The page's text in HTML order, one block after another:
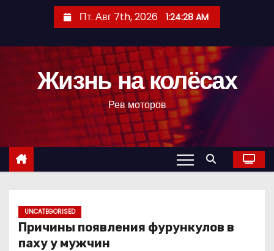
с
Пт. Авг 7th, 2026 1:24:28 AM
Жизнь на колёсах
Рев моторов
UNCATEGORISED
Причины появления фурункулов в
паху у мужчин